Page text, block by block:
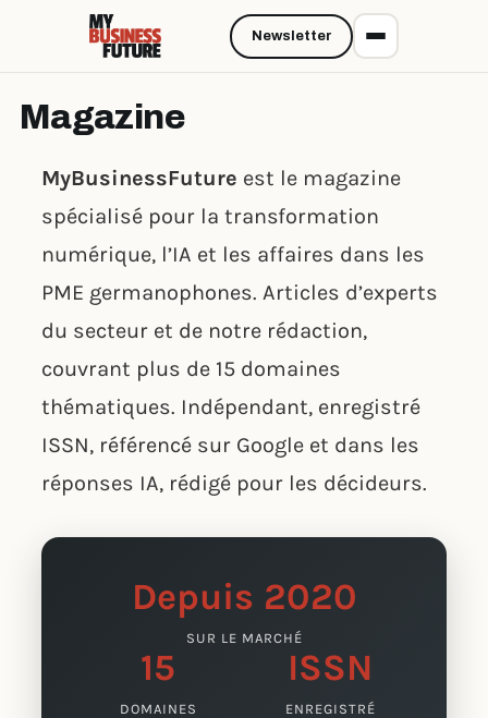
Magazine
MyBusinessFuture est le magazine
spécialisé pour la transformation
numérique, l’IA et les affaires dans les
PME germanophones. Articles d’experts
du secteur et de notre rédaction,
couvrant plus de 15 domaines
thématiques. Indépendant, enregistré
ISSN, référencé sur Google et dans les
réponses IA, rédigé pour les décideurs.
Depuis 2020
SUR LE MARCHÉ
15
DOMAINES
ISSN
ENREGISTRÉ
Newsletter